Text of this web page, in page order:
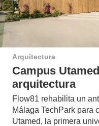
Arquitectura
Campus
arquitectura
Flow81 rehabilita un
Málaga TechPark para
Utamed, la primera